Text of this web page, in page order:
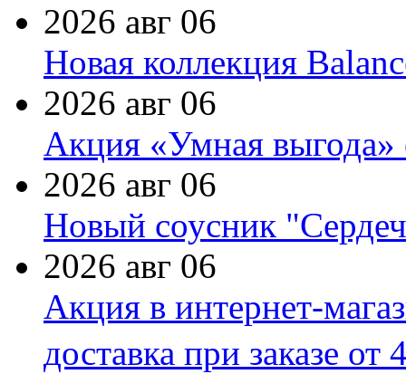
2026 авг 06
Новая коллекция
2026 авг 06
Акция «Умная выгода»
2026 авг 06
Новый соусник
2026 авг 06
Акция в интернет-
доставка при заказе от